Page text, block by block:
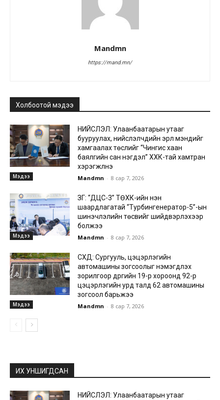
Mandmn
https://mand.mn/
Холбоотой мэдээ
Мэдээ
НИЙСЛЭЛ: Улаанбаатарын утааг
бууруулах, нийслэлчүүдийн эрүүл мэндийг
хамгаалах төслийг “Чингис хаан
баялгийн сан нэгдэл” ХХК-тай хамтран
хэрэгжүүлнэ
Mandmn - 8 сар 7, 2026
Мэдээ
ЗГ: “ДЦС-3” ТӨХК-ийн нэн
шаардлагатай “Турбингенератор-5”-ын
шинэчлэлийн төсвийг шийдвэрлэхээр
болжээ
Mandmn - 8 сар 7, 2026
Мэдээ
СХД: Сургууль, цэцэрлэгийн
автомашины зогсоолыг нэмэгдүүлэх
зорилгоор дүүргийн 19-р хороонд 92-р
цэцэрлэгийн урд талд 62 автомашины
зогсоол барьжээ
Mandmn - 8 сар 7, 2026
ИХ УНШИГДСАН
НИЙСЛЭЛ: Улаанбаатарын утааг